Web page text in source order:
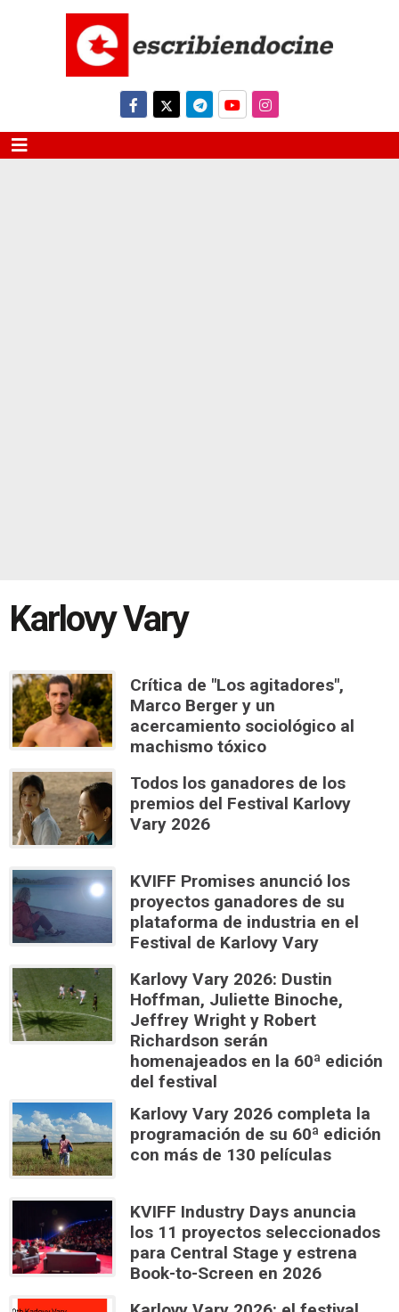
Karlovy Vary
Crítica de "Los agitadores",
Marco Berger y un
acercamiento sociológico al
machismo tóxico
Todos los ganadores de los
premios del Festival Karlovy
Vary 2026
KVIFF Promises anunció los
proyectos ganadores de su
plataforma de industria en el
Festival de Karlovy Vary
Karlovy Vary 2026: Dustin
Hoffman, Juliette Binoche,
Jeffrey Wright y Robert
Richardson serán
homenajeados en la 60ª edición
del festival
Karlovy Vary 2026 completa la
programación de su 60ª edición
con más de 130 películas
KVIFF Industry Days anuncia
los 11 proyectos seleccionados
para Central Stage y estrena
Book-to-Screen en 2026